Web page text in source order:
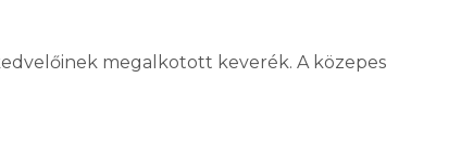
megalkotott keverék. A közepes